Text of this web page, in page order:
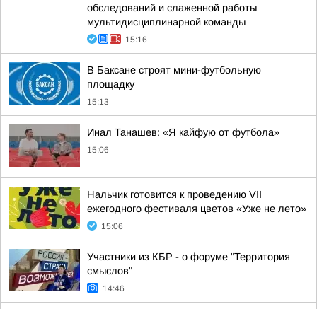
обследований и слаженной работы
мультидисциплинарной команды
15:16
В Баксане строят мини-футбольную
площадку
15:13
Инал Танашев: «Я кайфую от футбола»
15:06
Нальчик готовится к проведению VII
ежегодного фестиваля цветов «Уже не лето»
15:06
Участники из КБР - о форуме "Территория
смыслов"
14:46